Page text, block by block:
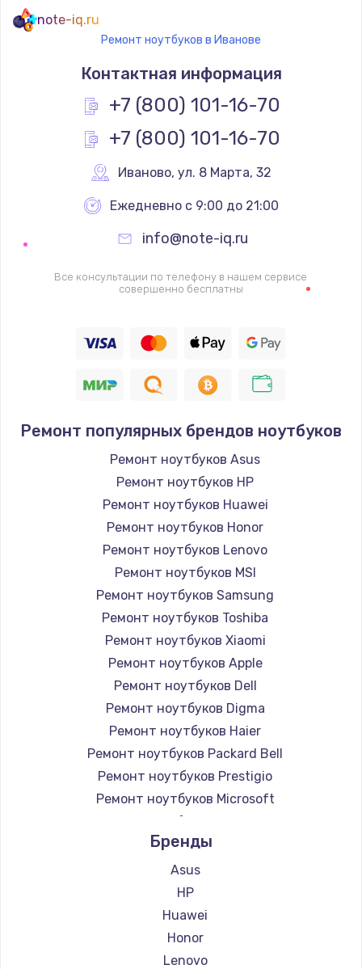
note-iq.ru
Ремонт ноутбуков в Иванове
Контактная информация
+7 (800) 101-16-70
+7 (800) 101-16-70
Иваново, ул. 8 Марта, 32
Ежедневно с 9:00 до 21:00
info@note-iq.ru
Все консультации по телефону в нашем сервисе
совершенно бесплатны
Ремонт популярных брендов ноутбуков
Ремонт ноутбуков Asus
Ремонт ноутбуков HP
Ремонт ноутбуков Huawei
Ремонт ноутбуков Honor
Ремонт ноутбуков Lenovo
Ремонт ноутбуков MSI
Ремонт ноутбуков Samsung
Ремонт ноутбуков Toshiba
Ремонт ноутбуков Xiaomi
Ремонт ноутбуков Apple
Ремонт ноутбуков Dell
Ремонт ноутбуков Digma
Ремонт ноутбуков Haier
Ремонт ноутбуков Packard Bell
Ремонт ноутбуков Prestigio
Ремонт ноутбуков Microsoft
Ремонт ноутбуков Alienware
Ремонт ноутбуков Aquarius
Ремонт ноутбуков Gigabyte
Ремонт ноутбуков Aorus
Ремонт ноутбуков Maibenben
Ремонт ноутбуков Getac
Ремонт ноутбуков Epson
Бренды
Asus
HP
Huawei
Honor
Lenovo